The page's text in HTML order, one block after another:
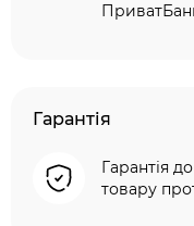
Гарантія
Гарантія
товару